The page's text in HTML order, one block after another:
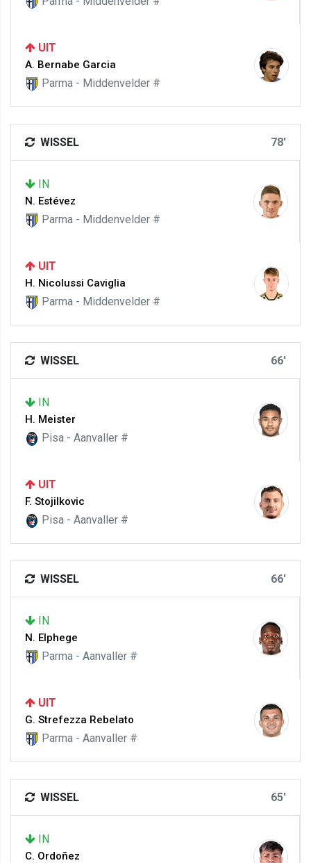
UIT
A. Bernabe Garcia
Parma - Middenvelder #
WISSEL 78'
IN
N. Estévez
Parma - Middenvelder #
UIT
H. Nicolussi Caviglia
Parma - Middenvelder #
WISSEL 66'
IN
H. Meister
Pisa - Aanvaller #
UIT
F. Stojilkovic
Pisa - Aanvaller #
WISSEL 66'
IN
N. Elphege
Parma - Aanvaller #
UIT
G. Strefezza Rebelato
Parma - Aanvaller #
WISSEL 65'
IN
C. Ordoñez